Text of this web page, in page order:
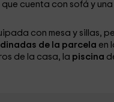
que cuenta con sofá y
con mesa y sillas,
de la parcela en
de la casa, la piscina